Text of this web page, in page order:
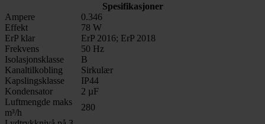
Spesifikasjoner
Ampere
0.346
Effekt
78 W
ErP klar
ErP 2016; ErP 2018
Frekvens
50 Hz
Isolasjonsklasse
B
Kanaltilkobling
Sirkulær
Kapslingsklasse
IP44
Kondensator
2 µF
Luftmengde maks
m³/h
280